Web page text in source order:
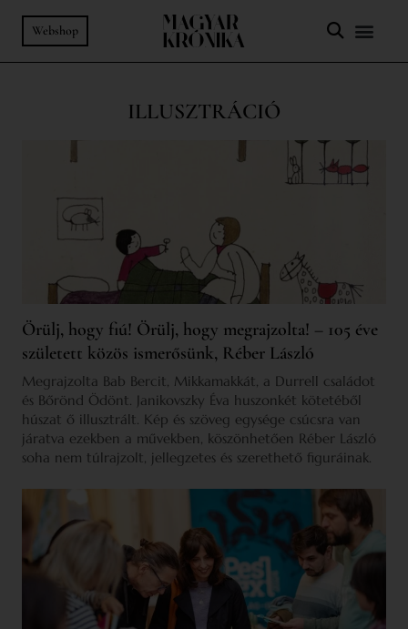
Webshop
ILLUSZTRÁCIÓ
Örülj, hogy fiú! Örülj, hogy megrajzolta! – 105 éve
született közös ismerősünk, Réber László
Megrajzolta Bab Bercit, Mikkamakkát, a Durrell családot
és Bőrönd Ödönt. Janikovszky Éva huszonkét kötetéből
húszat ő illusztrált. Kép és szöveg egysége csúcsra van
járatva ezekben a művekben, köszönhetően Réber László
soha nem túlrajzolt, jellegzetes és szerethető figuráinak.